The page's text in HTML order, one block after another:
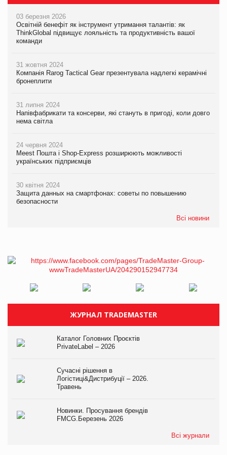
03 березня 2026
Освітній бенефіт як інструмент утримання талантів: як
ThinkGlobal підвищує лояльність та продуктивність вашої
команди
31 жовтня 2024
Компанія Rarog Tactical Gear презентувала надлегкі керамічні
бронеплити
31 липня 2024
Напівфабрикати та консерви, які стануть в пригоді, коли довго
нема світла
24 червня 2024
Meest Пошта і Shop-Express розширюють можливості
українських підприємців
30 квітня 2024
Защита данных на смартфонах: советы по повышению
безопасности
Всі новини
ЖУРНАЛ TRADEMASTER
Каталог Головних Проєктів
PrivateLabel – 2026
Сучасні рішення в
Логістиці&Дистрибуції – 2026.
Травень
Новинки. Просування брендів
FMCG.Березень 2026
Всі журнали